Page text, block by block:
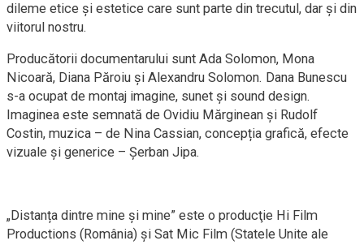
dileme etice și estetice care sunt parte din trecutul, dar și din
viitorul nostru.
Producătorii documentarului sunt Ada Solomon, Mona
Nicoară, Diana Păroiu și Alexandru Solomon. Dana Bunescu
s-a ocupat de montaj imagine, sunet și sound design.
Imaginea este semnată de Ovidiu Mărginean și Rudolf
Costin, muzica – de Nina Cassian, concepția grafică, efecte
vizuale și generice – Șerban Jipa.
„Distanța dintre mine și mine” este o producţie Hi Film
Productions (România) și Sat Mic Film (Statele Unite ale